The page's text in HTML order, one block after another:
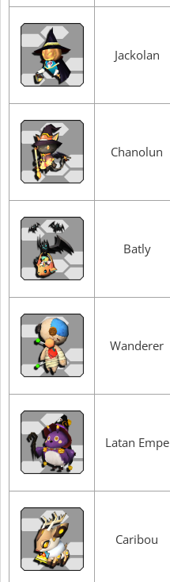
Jackolan
Chanolun
Batly
Wanderer
Latan Empe
Caribou